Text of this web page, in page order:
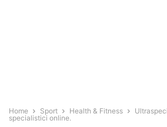
Home Sport Health & Fitness
specialistici online.